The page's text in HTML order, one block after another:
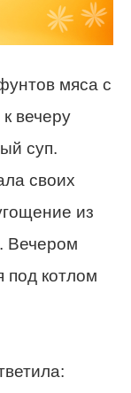
мяса с
вечеру
суп.
своих
из
Вечером
под котлом